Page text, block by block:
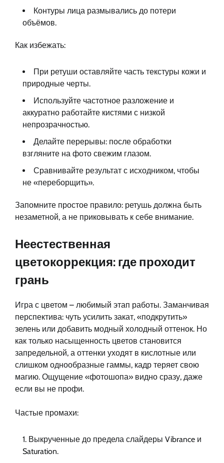
Контуры лица размывались до потери
объёмов.
Как избежать:
При ретуши оставляйте часть текстуры кожи и
природные черты.
Используйте частотное разложение и
аккуратно работайте кистями с низкой
непрозрачностью.
Делайте перерывы: после обработки
взгляните на фото свежим глазом.
Сравнивайте результат с исходником, чтобы
не «переборщить».
Запомните простое правило: ретушь должна быть
незаметной, а не приковывать к себе внимание.
Неестественная
цветокоррекция: где проходит
грань
Игра с цветом – любимый этап работы. Заманчивая
перспектива: чуть усилить закат, «подкрутить»
зелень или добавить модный холодный оттенок. Но
как только насыщенность цветов становится
запредельной, а оттенки уходят в кислотные или
слишком однообразные гаммы, кадр теряет свою
магию. Ощущение «фотошопа» видно сразу, даже
если вы не профи.
Частые промахи:
Выкрученные до предела слайдеры Vibrance и
Saturation.